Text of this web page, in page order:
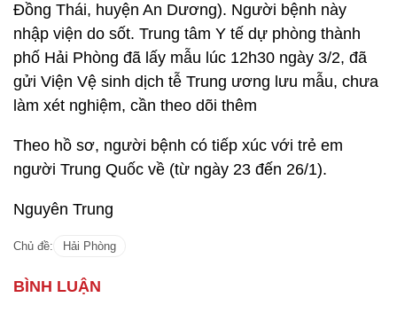
Đồng Thái, huyện An Dương). Người bệnh này
nhập viện do sốt. Trung tâm Y tế dự phòng thành
phố Hải Phòng đã lấy mẫu lúc 12h30 ngày 3/2, đã
gửi Viện Vệ sinh dịch tễ Trung ương lưu mẫu, chưa
làm xét nghiệm, cần theo dõi thêm
Theo hồ sơ, người bệnh có tiếp xúc với trẻ em
người Trung Quốc về (từ ngày 23 đến 26/1).
Nguyên Trung
Chủ đề: Hải Phòng